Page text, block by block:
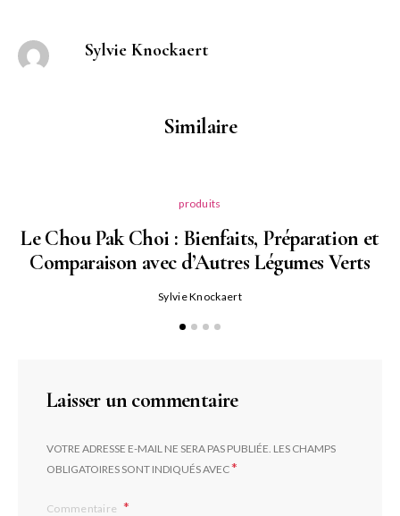
Sylvie Knockaert
Similaire
produits
Le Chou Pak Choi : Bienfaits, Préparation et
Comparaison avec d’Autres Légumes Verts
Sylvie Knockaert
Laisser un commentaire
VOTRE ADRESSE E-MAIL NE SERA PAS PUBLIÉE. LES CHAMPS
OBLIGATOIRES SONT INDIQUÉS AVEC*
Commentaire